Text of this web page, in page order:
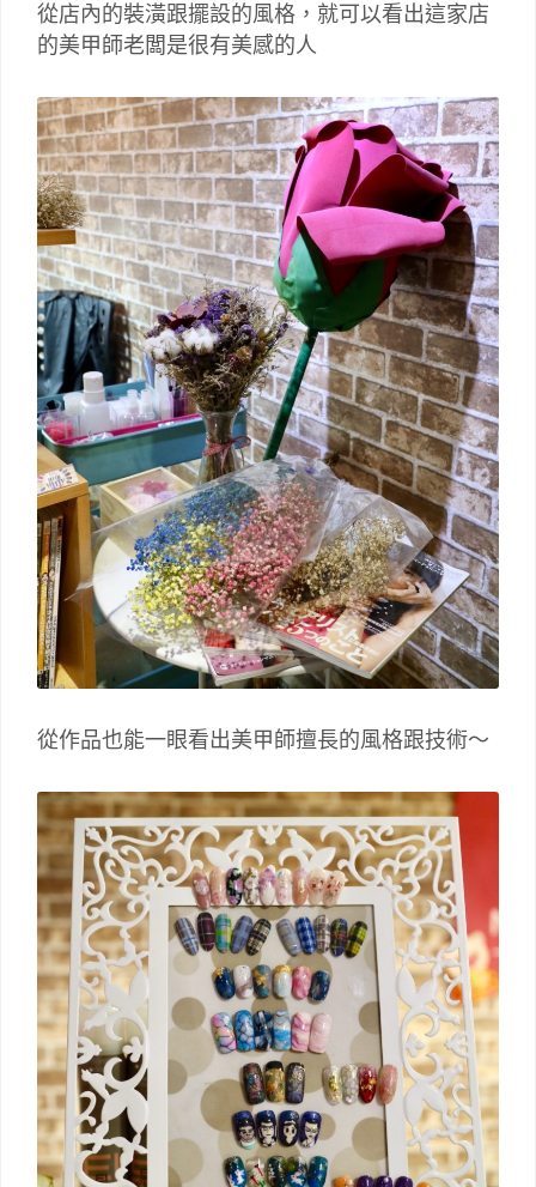
從店內的裝潢跟擺設的風格，就可以看出這家店
的美甲師老闆是很有美感的人
從作品也能一眼看出美甲師擅長的風格跟技術～